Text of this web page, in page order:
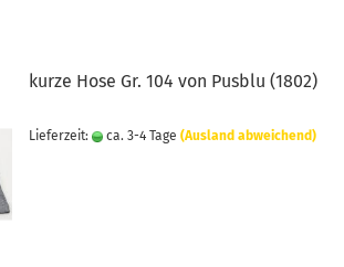
kurze Hose Gr. 104 von Pusblu (1802)
Lieferzeit: ca. 3-4 Tage (Ausland abweichend)